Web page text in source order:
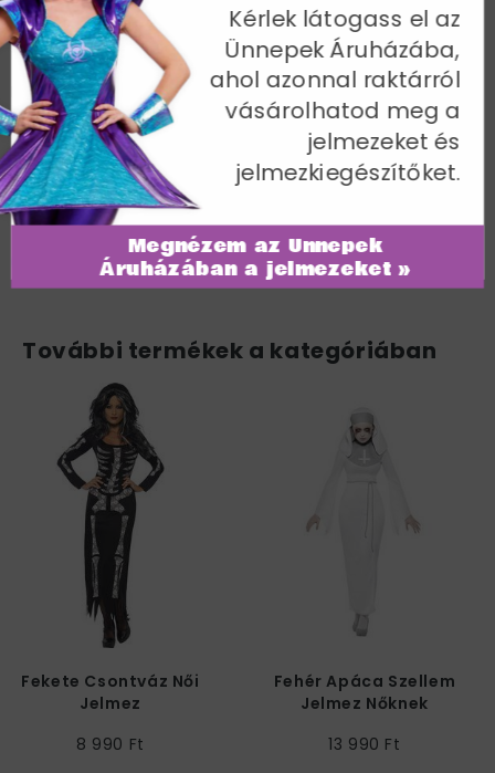
A jelmez tartalma: felső + szoknya + hajpánt + latex
maszk.
Piros
EU 44-46; Mellbőség 102-107 cm / Derékbőség 81-86 cm
/ Csípőméret 108-113 cm / Belső lábhossz 84 cm
Cikkszám: 43737L
További termékek a kategóriában
Fekete Csontváz Női
Jelmez
8 990 Ft
Fehér Apáca Szellem
Jelmez Nőknek
Fejfedővel
13 990 Ft
Megnézem az Ünnepek
Áruházában a jelmezeket »
Kérlek látogass el az
Ünnepek Áruházába,
ahol azonnal raktárról
vásárolhatod meg a
jelmezeket és
jelmezkiegészítőket.